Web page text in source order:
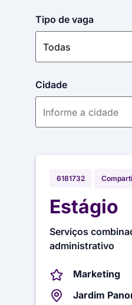
Tipo de vaga
Cidade
6181732
Estágio
Serviços
administrativo
Marketing
Jardim